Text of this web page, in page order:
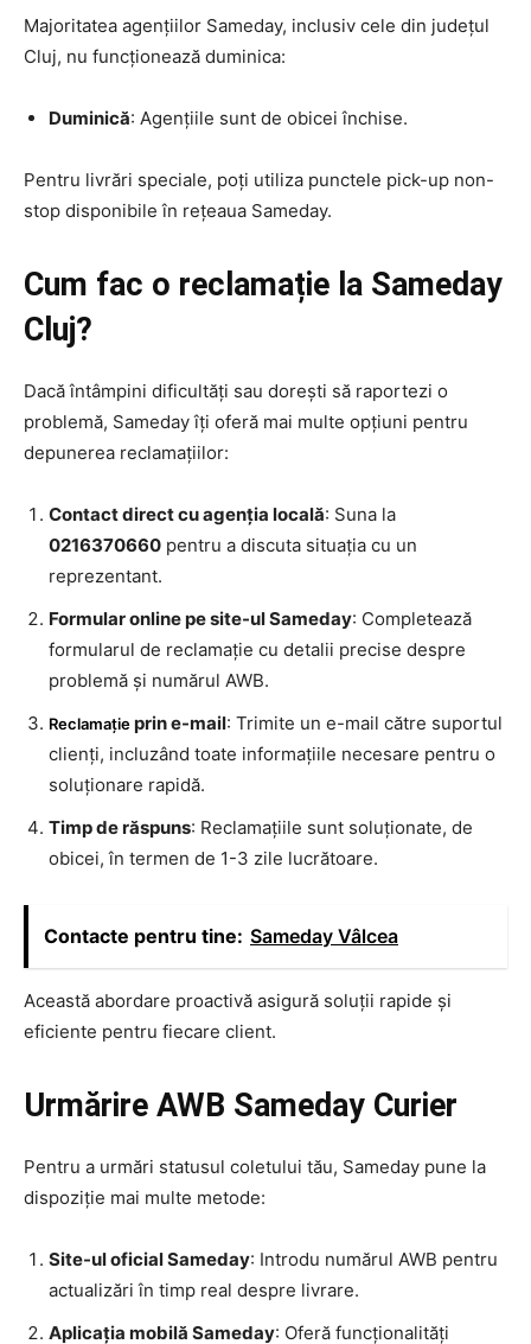
Majoritatea agențiilor Sameday, inclusiv cele din județul
Cluj, nu funcționează duminica:
Duminică: Agențiile sunt de obicei închise.
Pentru livrări speciale, poți utiliza punctele pick-up non-
stop disponibile în rețeaua Sameday.
Cum fac o reclamație la Sameday
Cluj?
Dacă întâmpini dificultăți sau dorești să raportezi o
problemă, Sameday îți oferă mai multe opțiuni pentru
depunerea reclamațiilor:
Contact direct cu agenția locală: Suna la
0216370660 pentru a discuta situația cu un
reprezentant.
Formular online pe site-ul Sameday: Completează
formularul de reclamație cu detalii precise despre
problemă și numărul AWB.
Reclamațieprin e-mail: Trimite un e-mail către suportul
clienți, incluzând toate informațiile necesare pentru o
soluționare rapidă.
Timp de răspuns: Reclamațiile sunt soluționate, de
obicei, în termen de 1-3 zile lucrătoare.
Contacte pentru tine: Sameday Vâlcea
Această abordare proactivă asigură soluții rapide și
eficiente pentru fiecare client.
Urmărire AWB Sameday Curier
Pentru a urmări statusul coletului tău, Sameday pune la
dispoziție mai multe metode:
Site-ul oficial Sameday: Introdu numărul AWB pentru
actualizări în timp real despre livrare.
Aplicația mobilă Sameday: Oferă funcționalități